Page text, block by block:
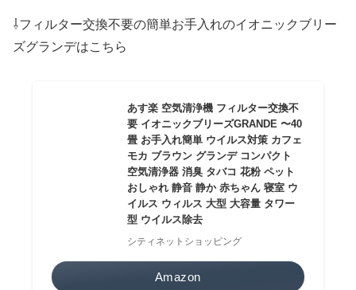
⇩フィルター交換不要の簡単お手入れのイオニックブリー
ズグランデはこちら
あす楽 空気清浄機 フィルター交換不
要 イオニックブリーズGRANDE 〜40
畳 お手入れ簡単 ウイルス対策 カフェ
モカ ブラウン グランデ コンパクト
空気清浄器 消臭 タバコ 花粉 ペット
おしゃれ 静音 静か 赤ちゃん 寝室 ウ
イルス ウィルス 大型 大容量 タワー
型 ウイルス除去
シティネットショッピング
Amazon